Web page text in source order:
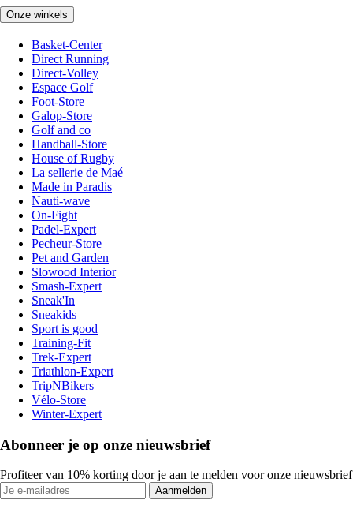
Onze winkels
Basket-Center
Direct Running
Direct-Volley
Espace Golf
Foot-Store
Galop-Store
Golf and co
Handball-Store
House of Rugby
La sellerie de Maé
Made in Paradis
Nauti-wave
On-Fight
Padel-Expert
Pecheur-Store
Pet and Garden
Slowood Interior
Smash-Expert
Sneak'In
Sneakids
Sport is good
Training-Fit
Trek-Expert
Triathlon-Expert
TripNBikers
Vélo-Store
Winter-Expert
Abonneer je op onze nieuwsbrief
Profiteer van 10% korting door je aan te melden voor onze nieuwsbrief
Aanmelden